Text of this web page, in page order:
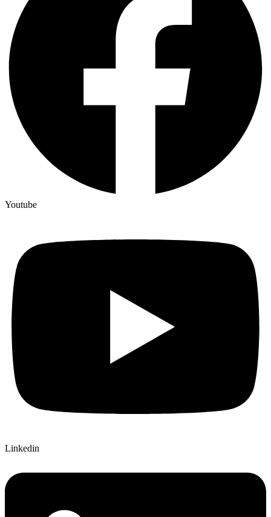
Youtube
Linkedin